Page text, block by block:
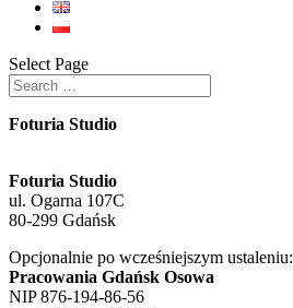
Select Page
Foturia Studio
Foturia Studio
ul. Ogarna 107C
80-299 Gdańsk
Opcjonalnie po wcześniejszym ustaleniu:
Pracowania Gdańsk Osowa
NIP 876-194-86-56